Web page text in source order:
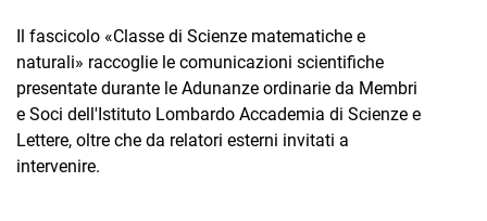
Il fascicolo «Classe di Scienze matematiche e
naturali» raccoglie le comunicazioni scientifiche
presentate durante le Adunanze ordinarie da Membri
e Soci dell'Istituto Lombardo Accademia di Scienze e
Lettere, oltre che da relatori esterni invitati a
intervenire.